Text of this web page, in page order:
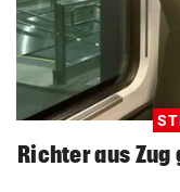
Richter aus Zug